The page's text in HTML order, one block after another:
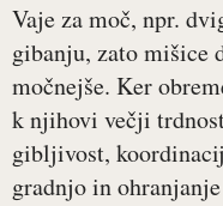
Vaje za moč, npr.
gibanju, zato mišice
močnejše. Ker
k njihovi večji
gibljivost,
gradnjo in